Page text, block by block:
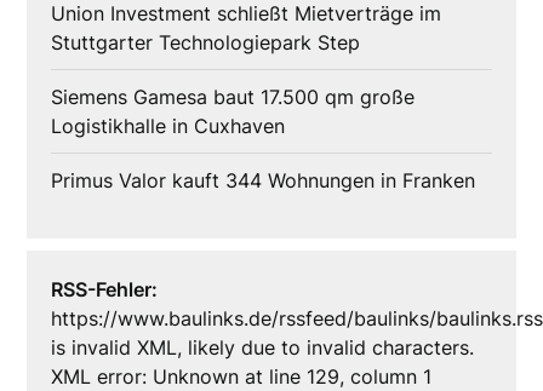
Union Investment schließt Mietverträge im
Stuttgarter Technologiepark Step
Siemens Gamesa baut 17.500 qm große
Logistikhalle in Cuxhaven
Primus Valor kauft 344 Wohnungen in Franken
RSS-Fehler:
https://www.baulinks.de/rssfeed/baulinks/baulinks.rss
is invalid XML, likely due to invalid characters.
XML error: Unknown at line 129, column 1